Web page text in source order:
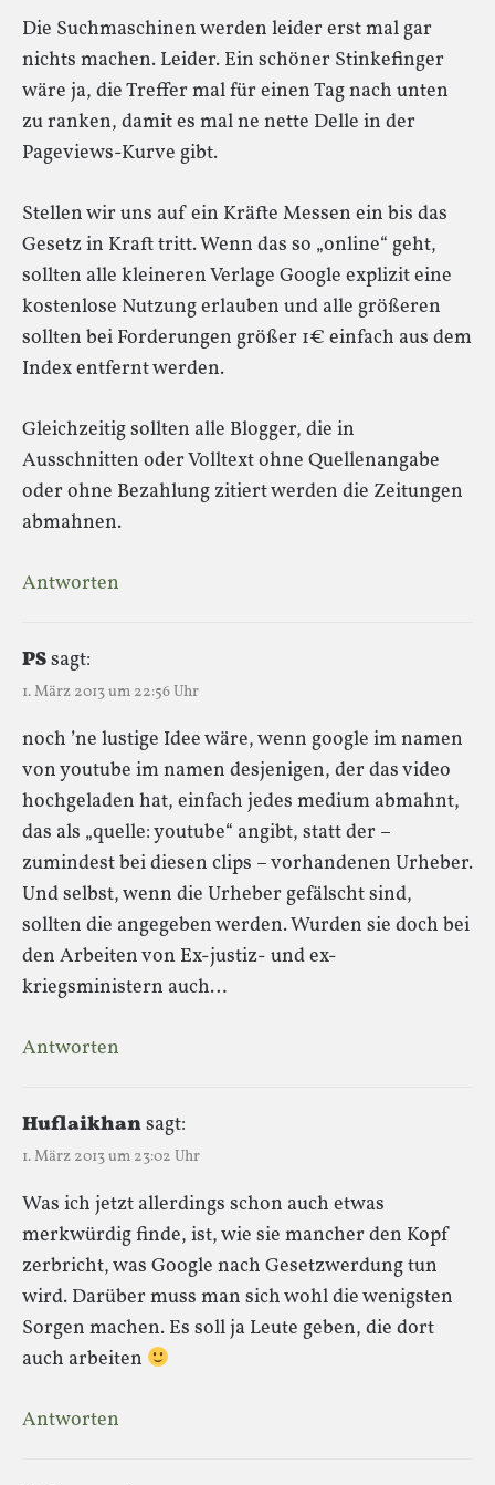
Die Suchmaschinen werden leider erst mal gar
nichts machen. Leider. Ein schöner Stinkefinger
wäre ja, die Treffer mal für einen Tag nach unten
zu ranken, damit es mal ne nette Delle in der
Pageviews-Kurve gibt.
Stellen wir uns auf ein Kräfte Messen ein bis das
Gesetz in Kraft tritt. Wenn das so „online“ geht,
sollten alle kleineren Verlage Google explizit eine
kostenlose Nutzung erlauben und alle größeren
sollten bei Forderungen größer 1€ einfach aus dem
Index entfernt werden.
Gleichzeitig sollten alle Blogger, die in
Ausschnitten oder Volltext ohne Quellenangabe
oder ohne Bezahlung zitiert werden die Zeitungen
abmahnen.
Antworten
PSsagt:
1. März 2013 um 22:56 Uhr
noch ’ne lustige Idee wäre, wenn google im namen
von youtube im namen desjenigen, der das video
hochgeladen hat, einfach jedes medium abmahnt,
das als „quelle: youtube“ angibt, statt der –
zumindest bei diesen clips – vorhandenen Urheber.
Und selbst, wenn die Urheber gefälscht sind,
sollten die angegeben werden. Wurden sie doch bei
den Arbeiten von Ex-justiz- und ex-
kriegsministern auch…
Antworten
Huflaikhansagt:
1. März 2013 um 23:02 Uhr
Was ich jetzt allerdings schon auch etwas
merkwürdig finde, ist, wie sie mancher den Kopf
zerbricht, was Google nach Gesetzwerdung tun
wird. Darüber muss man sich wohl die wenigsten
Sorgen machen. Es soll ja Leute geben, die dort
auch arbeiten
Antworten